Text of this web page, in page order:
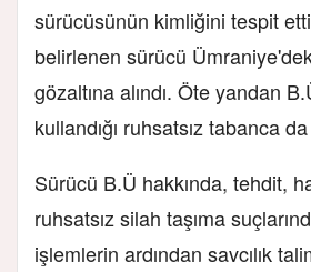
sürücüsünün kimliğini tespit
belirlenen sürücü
gözaltına alındı. Öte yandan
kullandığı ruhsatsız tabanca
Sürücü B.Ü hakkında, tehdit,
ruhsatsız silah taşıma
işlemlerin ardından savcılık